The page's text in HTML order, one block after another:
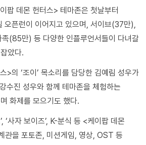
팝 데몬 헌터스> 테마존은 첫날부터
오픈런이 이어지고 있으며, 서이브(37만),
(85만) 등 다양한 인플루언서들이 다녀갈
았다.
>의 ‘조이’ 목소리를 담당한 김예림 성우가
수진 성우와 함께 테마존을 체험하는
화제를 모으기도 했다.
‘사자 보이즈’, K-분식 등 <케이팝 데몬
관을 포토존, 미션게임, 영상, OST 등